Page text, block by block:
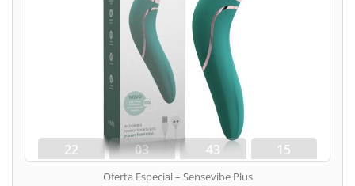
22
dias
03
hora
43
min
15
seg
Oferta Especial – Sensevibe Plus